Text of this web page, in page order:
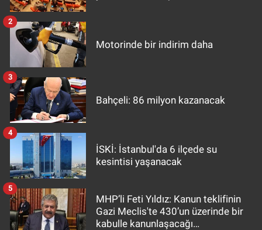
Motorinde bir indirim daha
2
Bahçeli: 86 milyon kazanacak
3
İSKİ: İstanbul'da 6 ilçede su
kesintisi yaşanacak
4
MHP’li Feti Yıldız: Kanun teklifinin
Gazi Meclis'te 430’un üzerinde bir
kabulle kanunlaşacağı
5